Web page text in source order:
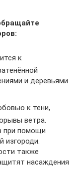
к
и деревьями
к тени,
ветра.
при помощи
изгороди.
также
насаждения